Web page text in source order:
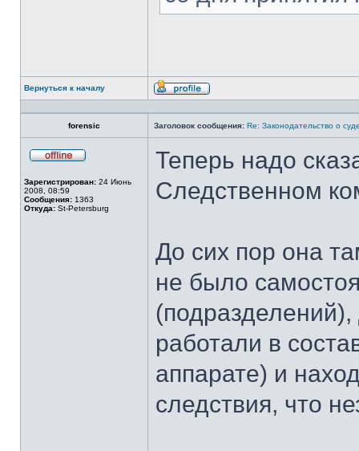
Вернуться к началу
Профиль
forensic Заголовок сообщения: Re: Законодательство о
сети
Зарегистрирован: 24 Июнь
2008, 08:59
Сообщения: 1363
Откуда: St-Petersburg
Теперь надо
Следственном
До сих пор она
не было
работали в
аппарате) и
следствия, что